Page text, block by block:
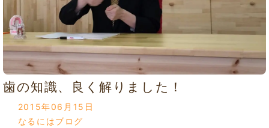
歯の知識、良く解りました！
2015年06月15日
なるにはブログ